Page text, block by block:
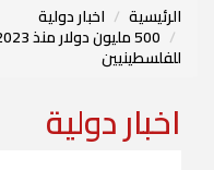
الرئيسية اخبار دولية
للفلسطينيين
اخبار دولية